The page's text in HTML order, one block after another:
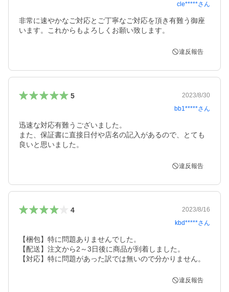
cle*****さん
非常に速やかなご対応とご丁寧なご対応を頂き有難う御座
います。これからもよろしくお願い致します。
違反報告
5
2023/8/30
bb1*****さん
迅速な対応有難うございました。
また、保証書に直接日付や店名の記入があるので、とても
良いと思いました。
違反報告
4
2023/8/16
kbd*****さん
【梱包】特に問題ありませんでした。
【配送】注文から2～3日後に商品が到着しました。
【対応】特に問題があった訳では無いので分かりません。
違反報告